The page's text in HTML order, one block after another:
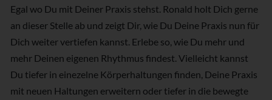
Egal wo Du mit Deiner Praxis stehst. Ronald holt Dich gerne
an dieser Stelle ab und zeigt Dir, wie Du Deine Praxis nun für
Dich weiter vertiefen kannst. Erlebe so, wie Du mehr und
mehr Deinen eigenen Rhythmus findest. Vielleicht kannst
Du tiefer in einezelne Körperhaltungen finden, Deine Praxis
mit neuen Haltungen erweitern oder tiefer in die bewegte